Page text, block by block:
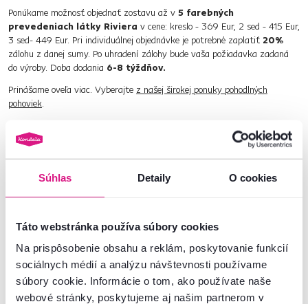
Súhlas Detaily O cookies
Táto webstránka používa súbory cookies
Na prispôsobenie obsahu a reklám, poskytovanie funkcií
sociálnych médií a analýzu návštevnosti používame
súbory cookie. Informácie o tom, ako používate naše
webové stránky, poskytujeme aj našim partnerom v
Ponúkame možnosť objednať zostavu až v 5 farebných
prevedeniach látky Riviera v cene: kreslo - 369 Eur, 2 sed - 415 Eur,
3 sed- 449 Eur. Pri individuálnej objednávke je potrebné zaplatiť 20%
zálohu z danej sumy. Po uhradení zálohy bude vaša požiadavka zadaná
do výroby. Doba dodania 6-8 týždňov.
Prinášame oveľa viac. Vyberajte z našej širokej ponuky pohodlných
pohoviek.
Číslo produktu : 0000303454
Základné parametre
Rozmery a špecifikácie
Informácie o balení